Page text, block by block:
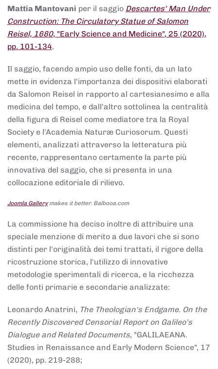
Mattia Mantovani per il saggio Descartes' Man Under
Construction: The Circulatory Statue of Salomon
Reisel, 1680, "Early Science and Medicine", 25 (2020),
pp. 101-134.
Il saggio, facendo ampio uso delle fonti, da un lato
mette in evidenza l'importanza dei dispositivi elaborati
da Salomon Reisel in rapporto al cartesianesimo e alla
medicina del tempo, e dall'altro sottolinea la centralità
della figura di Reisel come mediatore tra la Royal
Society e l'Academia Naturæ Curiosorum. Questi
elementi, analizzati attraverso la letteratura più
recente, rappresentano certamente la parte più
innovativa del saggio, che si presenta in una
collocazione editoriale di rilievo.
Joomla Gallerymakes it better. Balbooa.com
La commissione ha deciso inoltre di attribuire una
speciale menzione di merito a due lavori che si sono
distinti per l'originalità dei temi trattati, il rigore della
ricostruzione storica, l'utilizzo di innovative
metodologie sperimentali di ricerca, e la ricchezza
delle fonti primarie e secondarie analizzate:
Leonardo Anatrini, The Theologian's Endgame. On the
Recently Discovered Censorial Report on Galileo's
Dialogue and Related Documents, "GALILAEANA.
Studies in Renaissance and Early Modern Science", 17
(2020), pp. 219-288;